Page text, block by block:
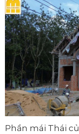
Phần mái Thái